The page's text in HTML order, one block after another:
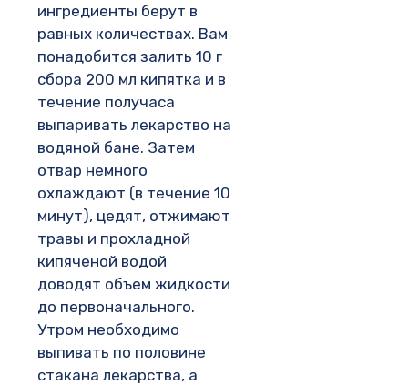
ингредиенты берут в
равных количествах. Вам
понадобится залить 10 г
сбора 200 мл кипятка и в
течение получаса
выпаривать лекарство на
водяной бане. Затем
отвар немного
охлаждают (в течение 10
минут), цедят, отжимают
травы и прохладной
кипяченой водой
доводят объем жидкости
до первоначального.
Утром необходимо
выпивать по половине
стакана лекарства, а